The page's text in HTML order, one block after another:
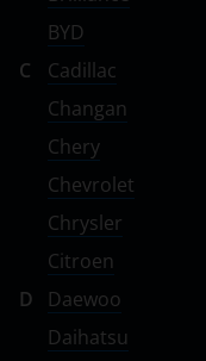
BYD
C
Cadillac
Changan
Chery
Chevrolet
Chrysler
Citroen
D
Daewoo
Daihatsu